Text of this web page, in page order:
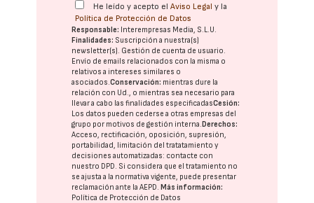
He leído y acepto elAviso Legal y la
Política de Protección de Datos
Responsable: Interempresas Media, S.L.U.
Finalidades: Suscripción a nuestra(s)
newsletter(s). Gestión de cuenta de usuario.
Envío de emails relacionados con la misma o
relativos a intereses similares o
asociados.Conservación: mientras dure la
relación con Ud., o mientras sea necesario para
llevar a cabo las finalidades especificadasCesión:
Los datos pueden cederse a otras empresas del
grupo por motivos de gestión interna.Derechos:
Acceso, rectificación, oposición, supresión,
portabilidad, limitación del tratatamiento y
decisiones automatizadas: contacte con
nuestro DPD. Si considera que el tratamiento no
se ajusta a la normativa vigente, puede presentar
reclamación ante laAEPD.Más información:
Política de Protección de Datos